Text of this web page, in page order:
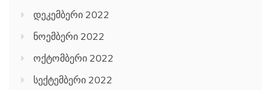
დეკემბერი 2022
ნოემბერი 2022
ოქტომბერი 2022
სექტემბერი 2022